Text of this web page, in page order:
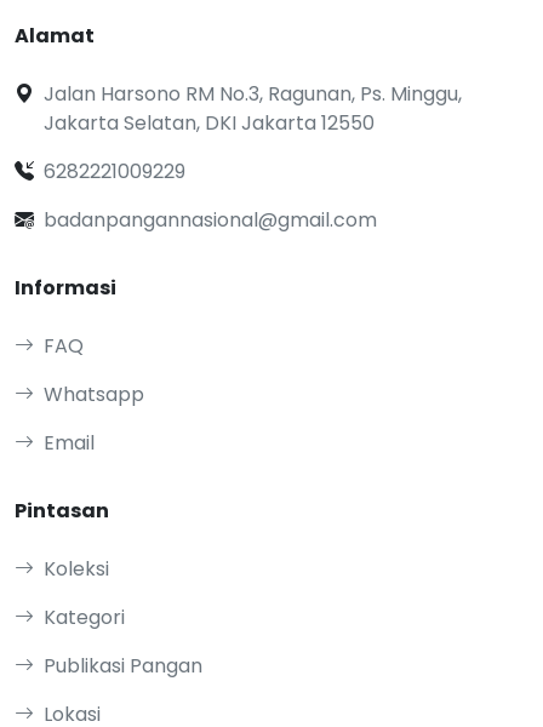
Alamat
Jalan Harsono RM No.3, Ragunan, Ps. Minggu,
Jakarta Selatan, DKI Jakarta 12550
6282221009229
badanpangannasional@gmail.com
Informasi
FAQ
Whatsapp
Email
Pintasan
Koleksi
Kategori
Publikasi Pangan
Lokasi